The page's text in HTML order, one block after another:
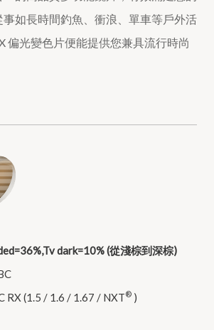
如長時間釣魚、衝浪、單車等戶外活
偏光變色片便能提供您兼具流行時尚
dark=10% (從淺棕到深棕)
RX (1.5 / 1.6 / 1.67 / NXT® )